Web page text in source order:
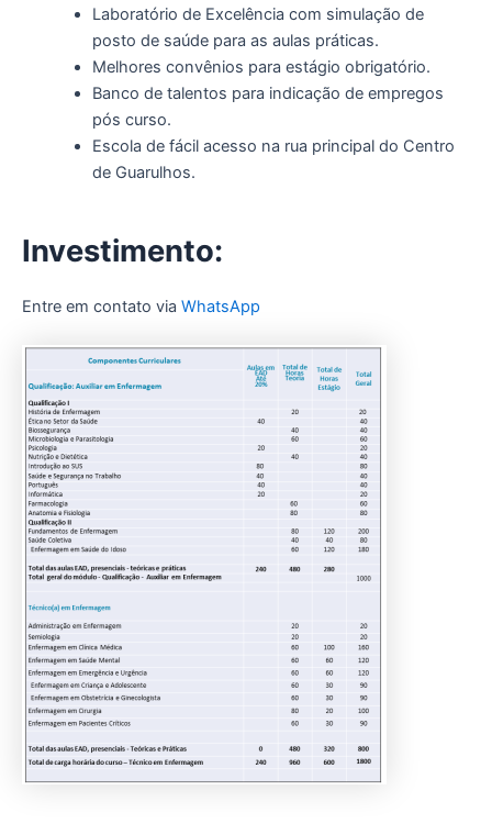
Laboratório de Excelência com simulação de
posto de saúde para as aulas práticas.
Melhores convênios para estágio obrigatório.
Banco de talentos para indicação de empregos
pós curso.
Escola de fácil acesso na rua principal do Centro
de Guarulhos.
Investimento:
Entre em contato via WhatsApp